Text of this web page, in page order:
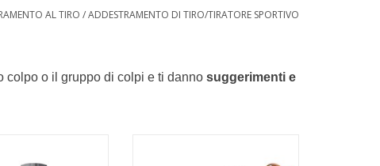
AL TIRO /ADDESTRAMENTO DI TIRO/TIRATORE SPORTIVO
colpo o il gruppo di colpi e ti danno suggerimenti e